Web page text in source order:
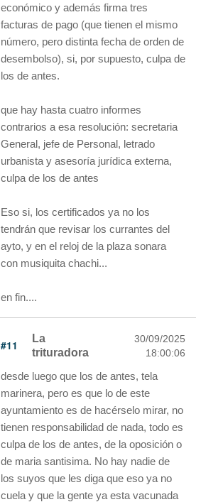
económico y además firma tres
facturas de pago (que tienen el mismo
número, pero distinta fecha de orden de
desembolso), si, por supuesto, culpa de
los de antes.
que hay hasta cuatro informes
contrarios a esa resolución: secretaria
General, jefe de Personal, letrado
urbanista y asesoría jurídica externa,
culpa de los de antes
Eso si, los certificados ya no los
tendrán que revisar los currantes del
ayto, y en el reloj de la plaza sonara
con musiquita chachi...
en fin....
#11
La
trituradora
30/09/2025
18:00:06
desde luego que los de antes, tela
marinera, pero es que lo de este
ayuntamiento es de hacérselo mirar, no
tienen responsabilidad de nada, todo es
culpa de los de antes, de la oposición o
de maria santisima. No hay nadie de
los suyos que les diga que eso ya no
cuela y que la gente ya esta vacunada